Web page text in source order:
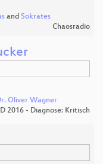
and Sokrates
Chaosradio
Oliver Wagner
2016 - Diagnose: Kritisch